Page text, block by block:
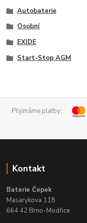
Autobaterie
Osobní
EXIDE
Start-Stop AGM
Přijímáme platby:
Kontakt
Baterie Čepek
Masarykova 118
664 42 Brno-Modřice